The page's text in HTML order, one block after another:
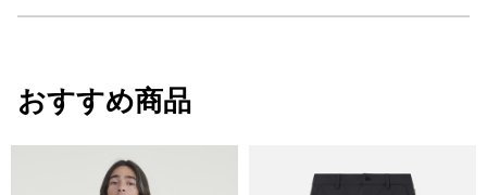
脱水後、つり干し乾燥がよい。
アイロン仕上げ処理はできない。
レギュラーフィット
サイズ 着丈
おすすめ商品